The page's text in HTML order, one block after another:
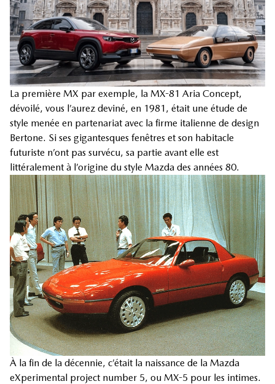
La première MX par exemple, la MX-81 Aria Concept,
dévoilé, vous l’aurez deviné, en 1981, était une étude de
style menée en partenariat avec la firme italienne de design
Bertone. Si ses gigantesques fenêtres et son habitacle
futuriste n’ont pas survécu, sa partie avant elle est
littéralement à l’origine du style Mazda des années 80.
À la fin de la décennie, c’était la naissance de la Mazda
eXperimental project number 5, ou MX-5 pour les intimes.